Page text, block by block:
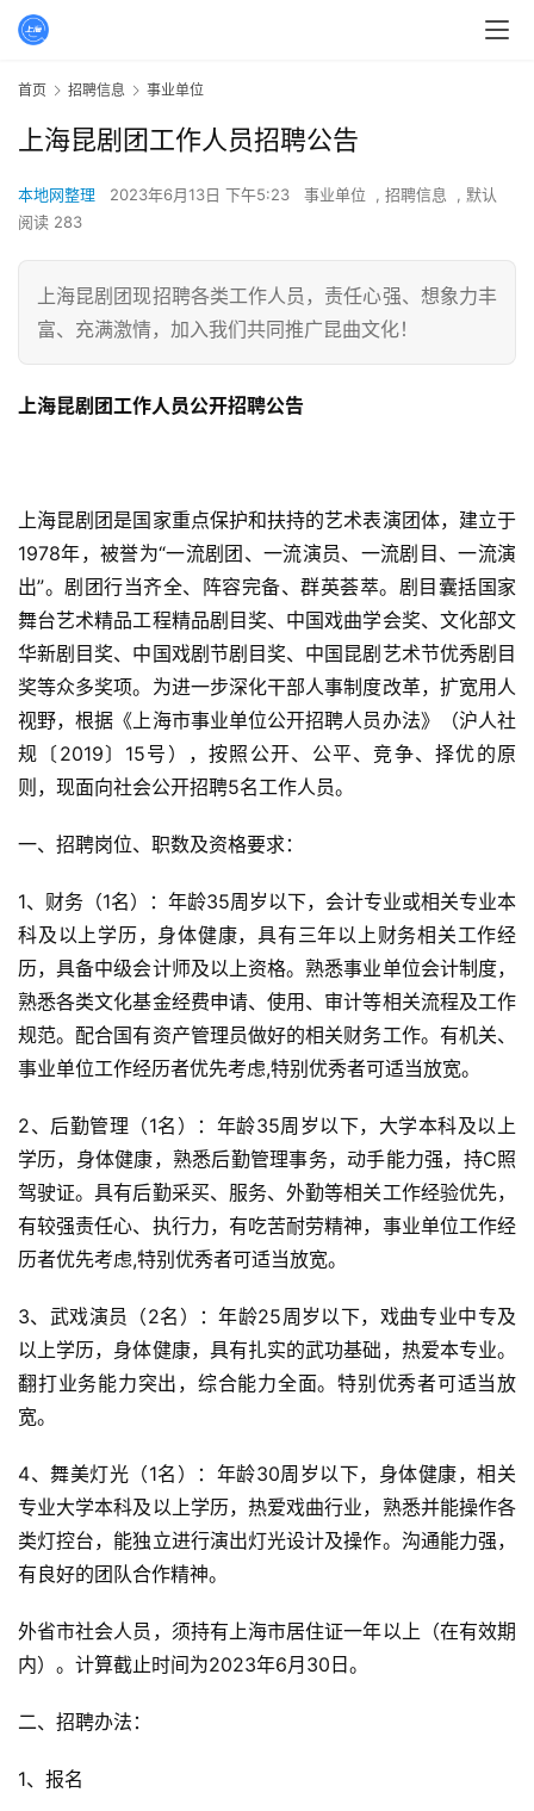
首页 招聘信息 事业单位
上海昆剧团工作人员招聘公告
本地网整理 2023年6月13日 下午5:23 事业单位 , 招聘信息 , 默认
阅读 283
上海昆剧团现招聘各类工作人员，责任心强、想象力丰
富、充满激情，加入我们共同推广昆曲文化！
上海昆剧团工作人员公开招聘公告
上海昆剧团是国家重点保护和扶持的艺术表演团体，建立于
1978年，被誉为“一流剧团、一流演员、一流剧目、一流演
出”。剧团行当齐全、阵容完备、群英荟萃。剧目囊括国家
舞台艺术精品工程精品剧目奖、中国戏曲学会奖、文化部文
华新剧目奖、中国戏剧节剧目奖、中国昆剧艺术节优秀剧目
奖等众多奖项。为进一步深化干部人事制度改革，扩宽用人
视野，根据《上海市事业单位公开招聘人员办法》（沪人社
规〔2019〕15号），按照公开、公平、竞争、择优的原
则，现面向社会公开招聘5名工作人员。
一、招聘岗位、职数及资格要求：
1、财务（1名）：年龄35周岁以下，会计专业或相关专业本
科及以上学历，身体健康，具有三年以上财务相关工作经
历，具备中级会计师及以上资格。熟悉事业单位会计制度，
熟悉各类文化基金经费申请、使用、审计等相关流程及工作
规范。配合国有资产管理员做好的相关财务工作。有机关、
事业单位工作经历者优先考虑,特别优秀者可适当放宽。
2、后勤管理（1名）：年龄35周岁以下，大学本科及以上
学历，身体健康，熟悉后勤管理事务，动手能力强，持C照
驾驶证。具有后勤采买、服务、外勤等相关工作经验优先，
有较强责任心、执行力，有吃苦耐劳精神，事业单位工作经
历者优先考虑,特别优秀者可适当放宽。
3、武戏演员（2名）：年龄25周岁以下，戏曲专业中专及
以上学历，身体健康，具有扎实的武功基础，热爱本专业。
翻打业务能力突出，综合能力全面。特别优秀者可适当放
宽。
4、舞美灯光（1名）：年龄30周岁以下，身体健康，相关
专业大学本科及以上学历，热爱戏曲行业，熟悉并能操作各
类灯控台，能独立进行演出灯光设计及操作。沟通能力强，
有良好的团队合作精神。
外省市社会人员，须持有上海市居住证一年以上（在有效期
内）。计算截止时间为2023年6月30日。
二、招聘办法：
1、报名